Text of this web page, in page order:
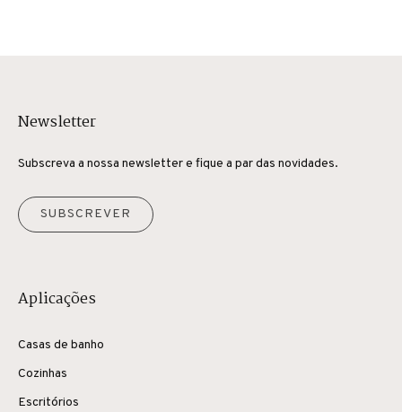
Newsletter
Subscreva a nossa newsletter e fique a par das novidades.
SUBSCREVER
Aplicações
Casas de banho
Cozinhas
Escritórios